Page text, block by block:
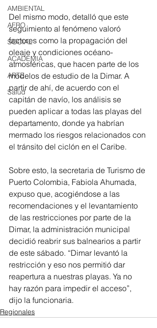
AMBIENTAL
AFRO
SOCIAL
ACADEMIA
ARTE
Salud
Del mismo modo, detalló que este
seguimiento al fenómeno valoró
factores como la propagación del
oleaje y condiciones océano-
atmosféricas, que hacen parte de los
modelos de estudio de la Dimar. A
partir de ahí, de acuerdo con el
capitán de navío, los análisis se
pueden aplicar a todas las playas del
departamento, donde ya habrían
mermado los riesgos relacionados con
el tránsito del ciclón en el Caribe.
Sobre esto, la secretaria de Turismo de
Puerto Colombia, Fabiola Ahumada,
expuso que, acogiéndose a las
recomendaciones y el levantamiento
de las restricciones por parte de la
Dimar, la administración municipal
decidió reabrir sus balnearios a partir
de este sábado. “Dimar levantó la
restricción y eso nos permitió dar
reapertura a nuestras playas. Ya no
hay razón para impedir el acceso”,
dijo la funcionaria.
Regionales